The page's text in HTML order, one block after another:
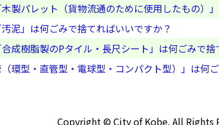
木製パレット（貨物流通のために使用したもの）
汚泥」は何ごみで捨てればいいですか？
合成樹脂製のPタイル・長尺シート」は何ごみで
（環型・直管型・電球型・コンパクト型）」は何
Copyright © City of Kobe. All Rights